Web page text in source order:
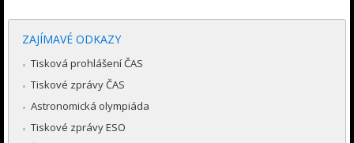
ZAJÍMAVÉ ODKAZY
Tisková prohlášení ČAS
Tiskové zprávy ČAS
Astronomická olympiáda
Tiskové zprávy ESO